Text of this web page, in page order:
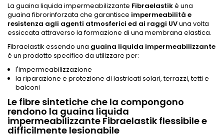
La guaina liquida impermeabilizzante Fibraelastikè una
guaina fibrorinforzata che garantisce impermeabilità e
resistenza agli agenti atmosferici ed ai raggi UVuna volta
essiccata attraverso la formazione di una membrana elastica.
Fibraelastik essendo una guaina liquida impermeabilizzante
è un prodotto specifico da utilizzare per:
l'impermeabilizzazione
la riparazione e protezione di lastricati solari, terrazzi, tetti e
balconi
Le fibre sintetiche che la compongono
rendono la guaina liquida
impermeabilizzante Fibraelastik flessibile e
difficilmente lesionabile